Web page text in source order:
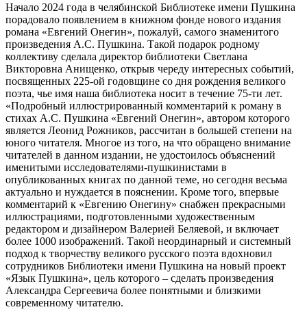
Начало 2024 года в челябинской Библиотеке имени Пушкина
порадовало появлением в книжном фонде нового издания
романа «Евгений Онегин», пожалуй, самого знаменитого
произведения А.С. Пушкина. Такой подарок родному
коллективу сделала директор библиотеки Светлана
Викторовна Анищенко, открыв череду интересных событий,
посвященных 225-ой годовщине со дня рождения великого
поэта, чье имя наша библиотека носит в течение 75-ти лет.
«Подробный иллюстрированный комментарий к роману в
стихах А.С. Пушкина «Евгений Онегин», автором которого
является Леонид Рожников, рассчитан в большей степени на
юного читателя. Многое из того, на что обращено внимание
читателей в данном издании, не удостоилось объяснений
именитыми исследователями-пушкинистами в
опубликованных книгах по данной теме, но сегодня весьма
актуально и нуждается в пояснении. Кроме того, впервые
комментарий к «Евгению Онегину» снабжен прекрасными
иллюстрациями, подготовленными художественным
редактором и дизайнером Валерией Беляевой, и включает
более 1000 изображений. Такой неординарный и системный
подход к творчеству великого русского поэта вдохновил
сотрудников Библиотеки имени Пушкина на новый проект
«Язык Пушкина», цель которого – сделать произведения
Александра Сергеевича более понятными и близкими
современному читателю.